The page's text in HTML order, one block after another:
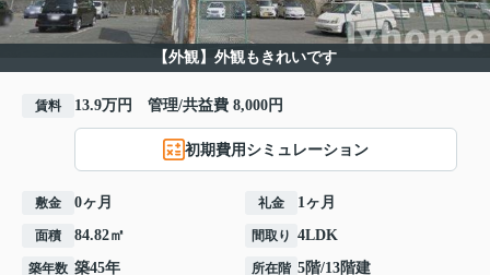
【外観】外観もきれいです
賃料 13.9万円 管理/共益費 8,000円
初期費用シミュレーション
敷金 0ヶ月 礼金 1ヶ月
面積 84.82㎡ 間取り 4LDK
築年数 築45年 所在階 5階/13階建